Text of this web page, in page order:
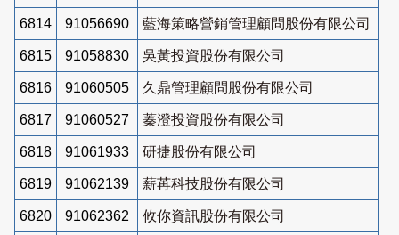
6814 91056690 藍海策略營銷管理顧問股份有限公司
6815 91058830 吳黃投資股份有限公司
6816 91060505 久鼎管理顧問股份有限公司
6817 91060527 蓁澄投資股份有限公司
6818 91061933 研捷股份有限公司
6819 91062139 薪苒科技股份有限公司
6820 91062362 攸你資訊股份有限公司